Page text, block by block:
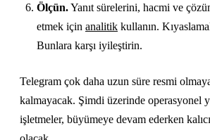
Ölçün.Yanıt sürelerini, hacmi ve
etmek için analitik kullanın.
Bunlara karşı iyileştirin.
Telegram çok daha uzun süre resmi
kalmayacak. Şimdi üzerinde operasyonel
işletmeler, büyümeye devam ederken